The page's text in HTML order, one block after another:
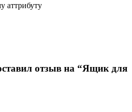
аттрибуту
отзыв на “Ящик для